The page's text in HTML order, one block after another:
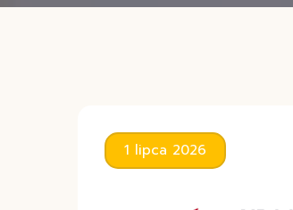
1 lipca 2026